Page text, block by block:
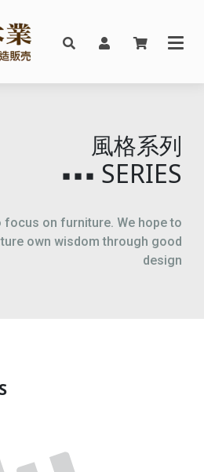
風格系列
▪▪▪ SERIES
focus on furniture. We hope to
own wisdom through good
design